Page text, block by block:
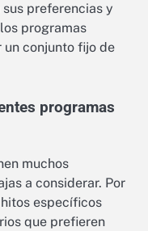
preferencias y
programas
conjunto fijo de
programas
muchos
a considerar. Por
específicos
que prefieren